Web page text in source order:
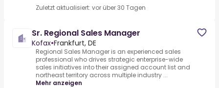
Zuletzt aktualisiert: vor über 30 Tagen
Sr. Regional Sales Manager
Kofax•Frankfurt, DE
Regional Sales Manager is an experienced sales
professional who drives strategic enterprise-wide
sales initiatives into their assigned account list and
northeast territory across multiple industry ...
Mehr anzeigen